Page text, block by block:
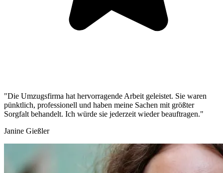
"Die Umzugsfirma hat hervorragende Arbeit geleistet. Sie waren
pünktlich, professionell und haben meine Sachen mit größter
Sorgfalt behandelt. Ich würde sie jederzeit wieder beauftragen."
Janine Gießler